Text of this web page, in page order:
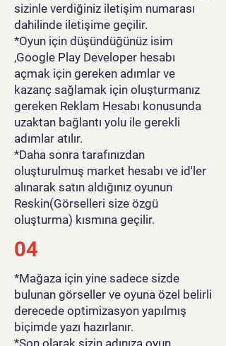
sizinle verdiğiniz iletişim numarası
dahilinde iletişime geçilir.
*Oyun için düşündüğünüz isim
,Google Play Developer hesabı
açmak için gereken adımlar ve
kazanç sağlamak için oluşturmanız
gereken Reklam Hesabı konusunda
uzaktan bağlantı yolu ile gerekli
adımlar atılır.
*Daha sonra tarafınızdan
oluşturulmuş market hesabı ve id'ler
alınarak satın aldığınız oyunun
Reskin(Görselleri size özgü
oluşturma) kısmına geçilir.
04
*Mağaza için yine sadece sizde
bulunan görseller ve oyuna özel belirli
derecede optimizasyon yapılmış
biçimde yazı hazırlanır.
*Son olarak sizin adınıza oyun